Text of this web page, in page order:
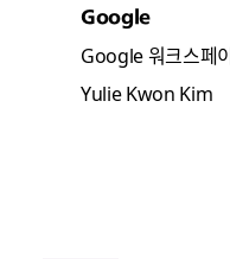
Google
Google 워크스페
Yulie Kwon Kim